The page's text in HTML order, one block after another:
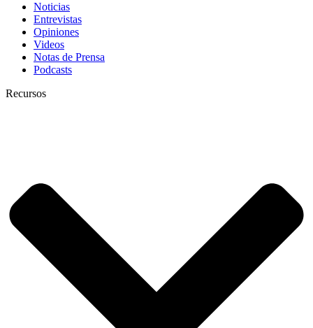
Noticias
Entrevistas
Opiniones
Videos
Notas de Prensa
Podcasts
Recursos